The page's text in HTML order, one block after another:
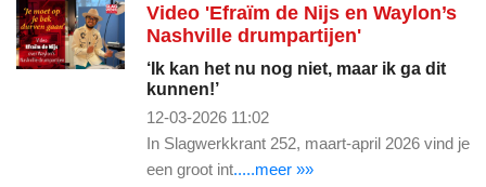
Video 'Efraïm de Nijs en Waylon’s
Nashville drumpartijen'
‘Ik kan het nu nog niet, maar ik ga dit
kunnen!’
12-03-2026 11:02
In Slagwerkkrant 252, maart-april 2026 vind je
een groot int.....meer »»